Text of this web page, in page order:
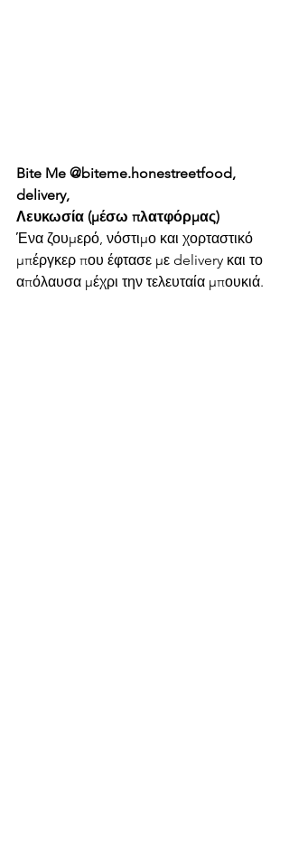
Bite Me @biteme.honestreetfood,
delivery,
Λευκωσία (μέσω πλατφόρμας)
Ένα ζουμερό, νόστιμο και χορταστικό
μπέργκερ που έφτασε με delivery και το
απόλαυσα μέχρι την τελευταία μπουκιά.